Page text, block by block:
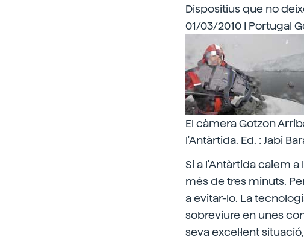
Dispositius que no
01/03/2010 | Portugal
El càmera Gotzon
l'Antàrtida. Ed. : Jabi
Si a l'Antàrtida caiem
més de tres minuts.
a evitar-lo. La
sobreviure en unes
seva excel·lent